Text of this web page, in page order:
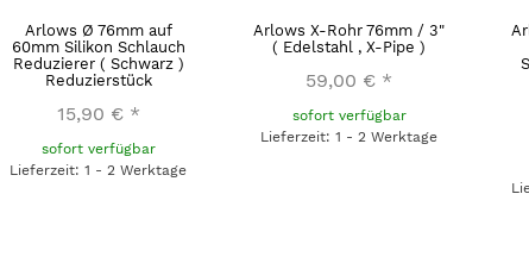
Arlows Ø 76mm auf
60mm Silikon Schlauch
Reduzierer ( Schwarz )
Reduzierstück
15,90 € *
sofort verfügbar
Lieferzeit: 1 - 2 Werktage
Arlows X-Rohr 76mm / 3"
( Edelstahl , X-Pipe )
59,00 € *
sofort verfügbar
Lieferzeit: 1 - 2 Werktage